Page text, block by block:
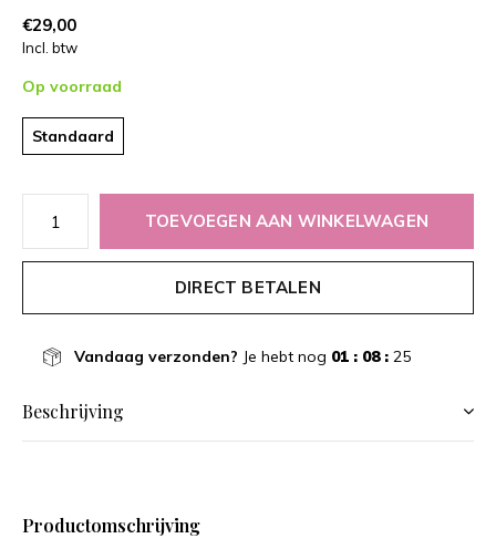
€29,00
Incl. btw
Op voorraad
Standaard
TOEVOEGEN AAN WINKELWAGEN
DIRECT BETALEN
Vandaag verzonden? Je hebt nog 01 : 08 : 25
Beschrijving
Productomschrijving